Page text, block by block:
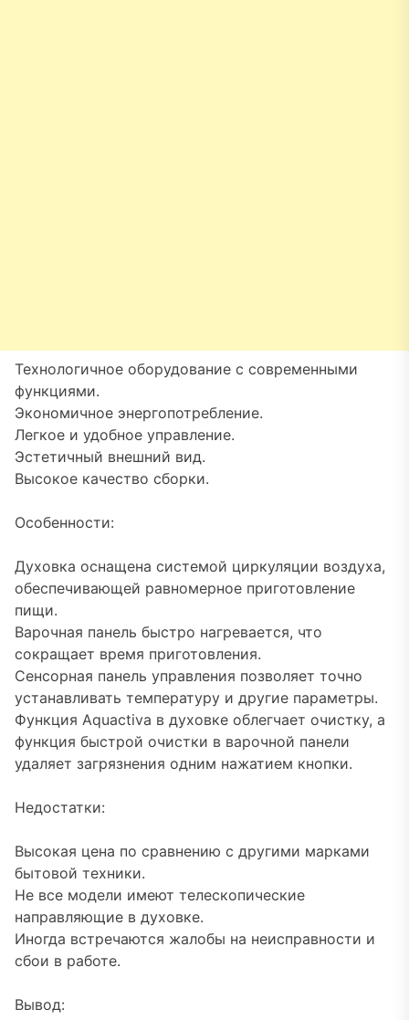
Технологичное оборудование с современными
функциями.
Экономичное энергопотребление.
Легкое и удобное управление.
Эстетичный внешний вид.
Высокое качество сборки.
Особенности:
Духовка оснащена системой циркуляции воздуха,
обеспечивающей равномерное приготовление
пищи.
Варочная панель быстро нагревается, что
сокращает время приготовления.
Сенсорная панель управления позволяет точно
устанавливать температуру и другие параметры.
Функция Aquactiva в духовке облегчает очистку, а
функция быстрой очистки в варочной панели
удаляет загрязнения одним нажатием кнопки.
Недостатки:
Высокая цена по сравнению с другими марками
бытовой техники.
Не все модели имеют телескопические
направляющие в духовке.
Иногда встречаются жалобы на неисправности и
сбои в работе.
Вывод: